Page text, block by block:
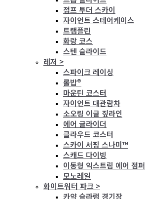
점프 투더 스카이
자이언트 스테어케이스
트램플린
화랑 코스
스텐 슬라이드
레저 >
스파이크 레이싱
롤밥®
마운틴 코스터
자이언트 대관람차
소오링 이글 짚라인
에어 글라이더
클라우드 코스터
스카이 서핑 스나미™
스캐드 다이빙
이동형 익스트림 에어 점퍼
모노레일
화이트워터 파크 >
카약 슬라럼 경기장